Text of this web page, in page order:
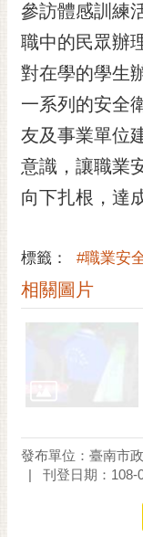
宣
告
市
交
通
置
參訪體感訓練
職中的民眾辦
對在學的學生
一系列的安全
友及事業單位
意識，讓職業
向下扎根，達
標籤： #職業安
相關圖片
發布單位：臺南市
刊登日期：108-